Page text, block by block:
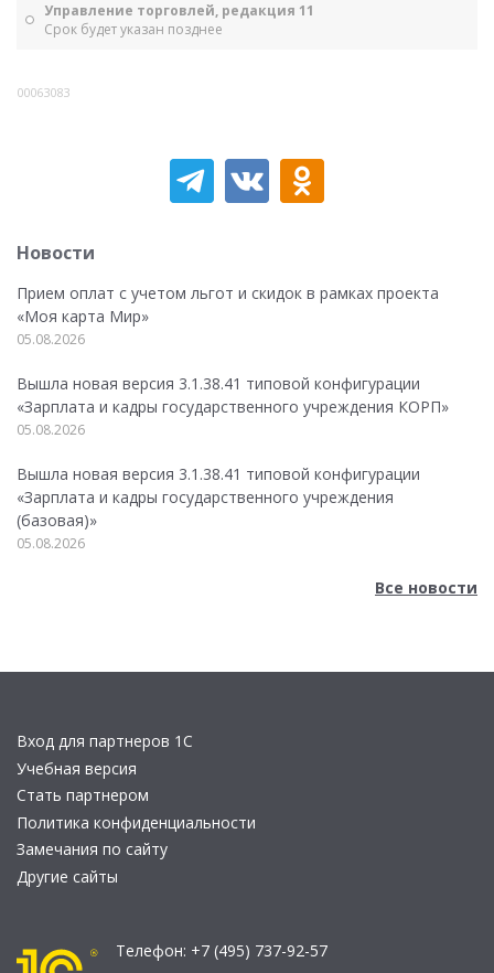
Управление торговлей, редакция 11
Срок будет указан позднее
00063083
Новости
Прием оплат с учетом льгот и скидок в рамках проекта
«Моя карта Мир»
05.08.2026
Вышла новая версия 3.1.38.41 типовой конфигурации
«Зарплата и кадры государственного учреждения КОРП»
05.08.2026
Вышла новая версия 3.1.38.41 типовой конфигурации
«Зарплата и кадры государственного учреждения
(базовая)»
05.08.2026
Все новости
Вход для партнеров 1С
Учебная версия
Стать партнером
Политика конфиденциальности
Замечания по сайту
Другие сайты
Телефон: +7 (495) 737-92-57